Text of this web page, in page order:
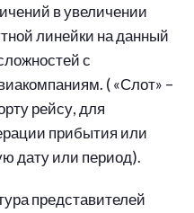
в увеличении
линейки на данный
с
( «Слот» –
рейсу, для
прибытия или
дату или период).
представителей